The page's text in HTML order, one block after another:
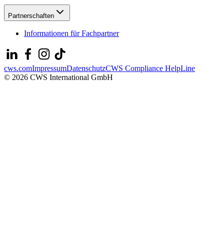
Partnerschaften
Informationen für Fachpartner
cws.comImpressumDatenschutzCWS Compliance HelpLine
© 2026 CWS International GmbH